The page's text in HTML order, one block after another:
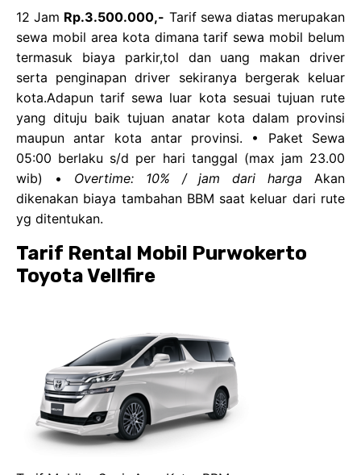
12 Jam Rp.3.500.000,- Tarif sewa diatas merupakan
sewa mobil area kota dimana tarif sewa mobil belum
termasuk biaya parkir,tol dan uang makan driver
serta penginapan driver sekiranya bergerak keluar
kota.Adapun tarif sewa luar kota sesuai tujuan rute
yang dituju baik tujuan anatar kota dalam provinsi
maupun antar kota antar provinsi. • Paket Sewa
05:00 berlaku s/d per hari tanggal (max jam 23.00
wib) • Overtime: 10% / jam dari harga Akan
dikenakan biaya tambahan BBM saat keluar dari rute
yg ditentukan.
Tarif Rental Mobil Purwokerto
Toyota Vellfire